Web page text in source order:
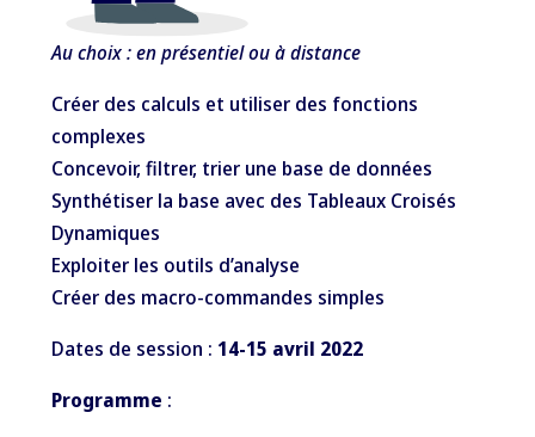
Au choix : en présentiel ou à distance
Créer des calculs et utiliser des fonctions
complexes
Concevoir, filtrer, trier une base de données
Synthétiser la base avec des Tableaux Croisés
Dynamiques
Exploiter les outils d’analyse
Créer des macro-commandes simples
Dates de session : 14-15 avril 2022
Programme :